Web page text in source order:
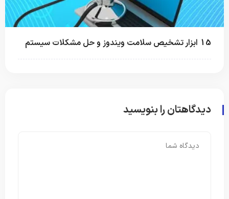
15 ابزار تشخیص سلامت ویندوز و حل مشکلات سیستم
دیدگاهتان را بنویسید